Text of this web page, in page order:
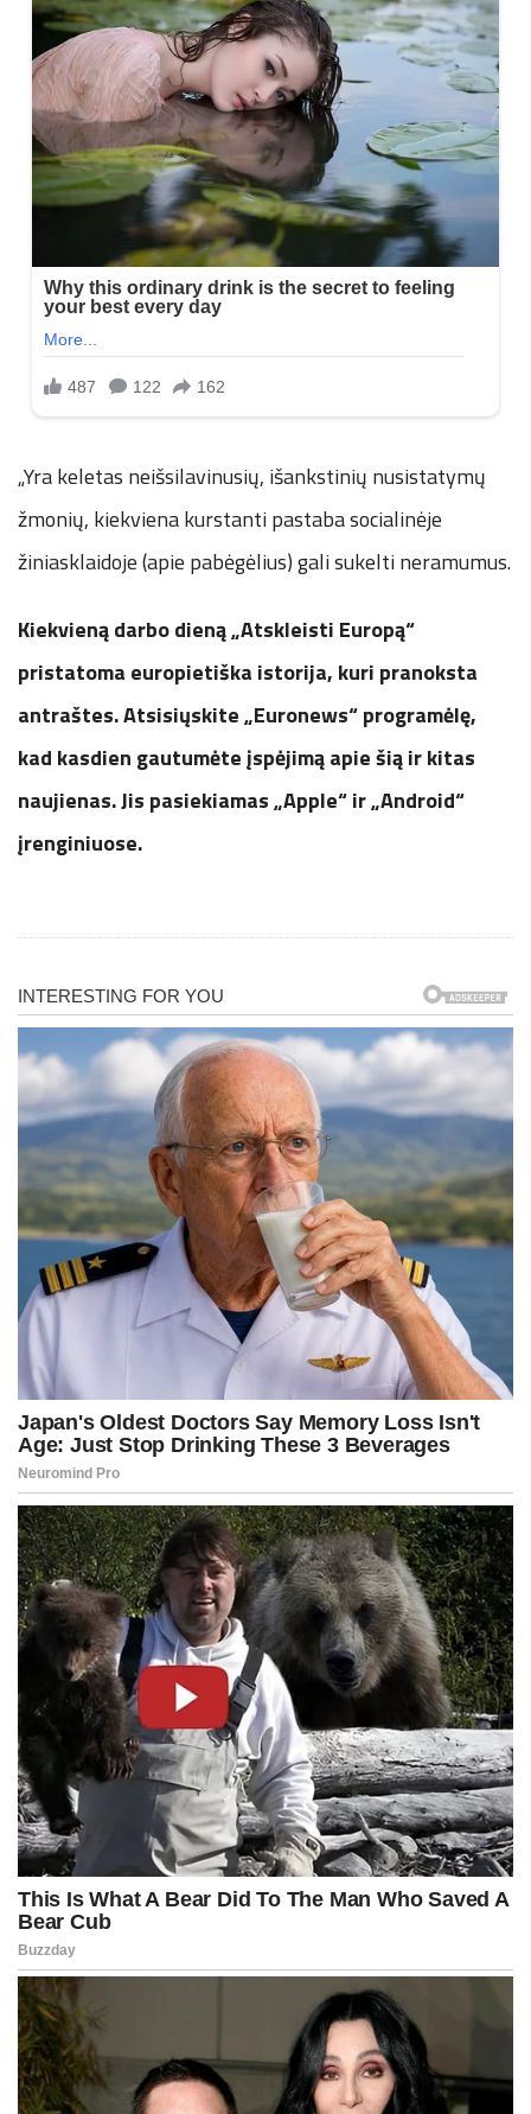
„Yra keletas neišsilavinusių, išankstinių nusistatymų
žmonių, kiekviena kurstanti pastaba socialinėje
žiniasklaidoje (apie pabėgėlius) gali sukelti neramumus.
Kiekvieną darbo dieną „Atskleisti Europą“
pristatoma europietiška istorija, kuri pranoksta
antraštes. Atsisiųskite „Euronews“ programėlę,
kad kasdien gautumėte įspėjimą apie šią ir kitas
naujienas. Jis pasiekiamas „Apple“ ir „Android“
įrenginiuose.